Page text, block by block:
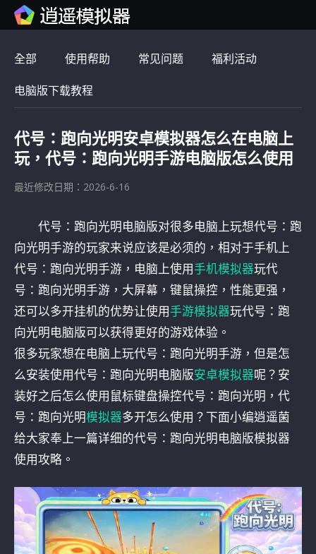
全部 使用帮助 常见问题 福利活动
电脑版下载教程
代号：跑向光明安卓模拟器怎么在电脑上
玩，代号：跑向光明手游电脑版怎么使用
最近修改日期：2026-6-16
代号：跑向光明电脑版对很多电脑上玩想代号：跑
向光明手游的玩家来说应该是必须的，相对于手机上
代号：跑向光明手游，电脑上使用手机模拟器玩代
号：跑向光明手游，大屏幕，键鼠操控，性能更强，
还可以多开挂机的优势让使用手游模拟器玩代号：跑
向光明电脑版可以获得更好的游戏体验。
很多玩家想在电脑上玩代号：跑向光明手游，但是怎
么安装使用代号：跑向光明电脑版安卓模拟器呢？安
装好之后怎么使用鼠标键盘操控代号：跑向光明，代
号：跑向光明模拟器多开怎么使用？下面小编逍遥菌
给大家奉上一篇详细的代号：跑向光明电脑版模拟器
使用攻略。